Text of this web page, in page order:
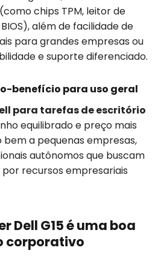
chips TPM, leitor de
além de facilidade de
para grandes empresas ou
e suporte diferenciado.
benefício para uso geral
para tarefas de escritório
equilibrado e preço mais
a pequenas empresas,
autônomos que buscam
recursos empresariais
Dell G15 é uma boa
corporativo